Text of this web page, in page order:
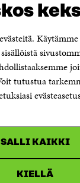
tutustua
SALLI KAIKKI
KIELLÄ
Finlands
PB 160,
har